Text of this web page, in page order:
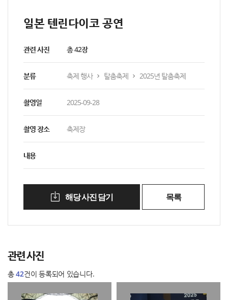
일본 텐린다이코 공연
관련 사진 총 42장
분류 축제 행사 탈춤축제 2025년 탈춤축제
촬영일 2025-09-28
촬영 장소 축제장
내용
해당 사진 담기 목록
관련 사진
총42건이 등록되어 있습니다.